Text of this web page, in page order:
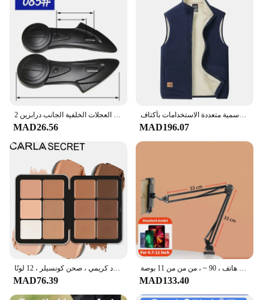
MAD26.56 MAD196.07
MAD76.39 MAD133.40